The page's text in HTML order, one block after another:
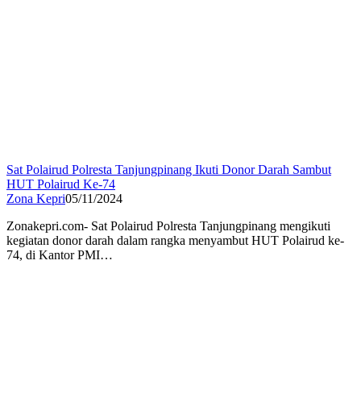
Sat Polairud Polresta Tanjungpinang Ikuti Donor Darah Sambut
HUT Polairud Ke-74
Zona Kepri05/11/2024
Zonakepri.com- Sat Polairud Polresta Tanjungpinang mengikuti
kegiatan donor darah dalam rangka menyambut HUT Polairud ke-
74, di Kantor PMI…